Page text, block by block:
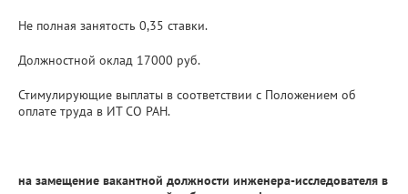
Не полная занятость 0,35 ставки.
Должностной оклад 17000 руб.
Стимулирующие выплаты в соответствии с Положением об
оплате труда в ИТ СО РАН.
на замещение вакантной должности инженера-исследователя в